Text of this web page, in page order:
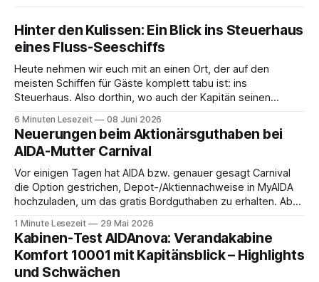
Hinter den Kulissen: Ein Blick ins Steuerhaus
eines Fluss-Seeschiffs
Heute nehmen wir euch mit an einen Ort, der auf den
meisten Schiffen für Gäste komplett tabu ist: ins
Steuerhaus. Also dorthin, wo auch der Kapitän seinen
Saxonia ging es zur Mittagszeit von Mainz Richtung Koblenz
– und wir durften für ein
6 Minuten Lesezeit 08 Juni 2026
Neuerungen beim Aktionärsguthaben bei
AIDA-Mutter Carnival
Vor einigen Tagen hat AIDA bzw. genauer gesagt Carnival
die Option gestrichen, Depot-/Aktiennachweise in MyAIDA
hochzuladen, um das gratis Bordguthaben zu erhalten. Ab
werden, um das Bordguthaben zu erhalten. Bereits vor
einiger Zeit wurde zudem die Möglichkeit gestrichen, das
Bordguthaben per
1 Minute Lesezeit 29 Mai 2026
Kabinen-Test AIDAnova: Verandakabine
Komfort 10001 mit Kapitänsblick – Highlights
und Schwächen